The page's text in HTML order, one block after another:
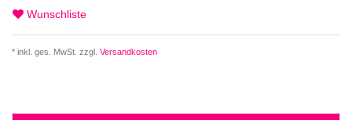
Wunschliste
* inkl. ges. MwSt. zzgl. Versandkosten